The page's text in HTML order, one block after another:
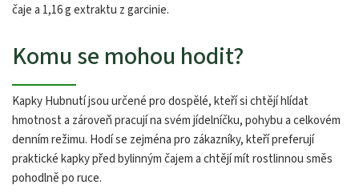
čaje a 1,16 g extraktu z garcinie.
Komu se mohou hodit?
Kapky Hubnutí jsou určené pro dospělé, kteří si chtějí hlídat
hmotnost a zároveň pracují na svém jídelníčku, pohybu a celkovém
denním režimu. Hodí se zejména pro zákazníky, kteří preferují
praktické kapky před bylinným čajem a chtějí mít rostlinnou směs
pohodlně po ruce.